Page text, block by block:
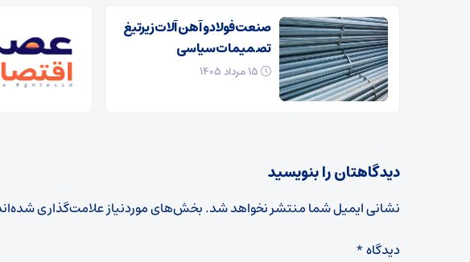
صنعت فولاد و آهن آلات زیر‌تیغ
تصمیمات سیاسی
دیدگاهتان را بنویسید
نشانی ایمیل شما منتشر نخواهد شد.بخش‌های موردنیاز علامت‌گذاری
دیدگاه*